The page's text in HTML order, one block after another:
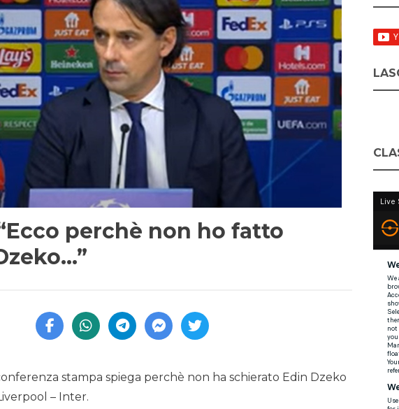
perchè non ho fatto
stampa spiega perchè non ha schierato Edin Dzeko
– Inter.